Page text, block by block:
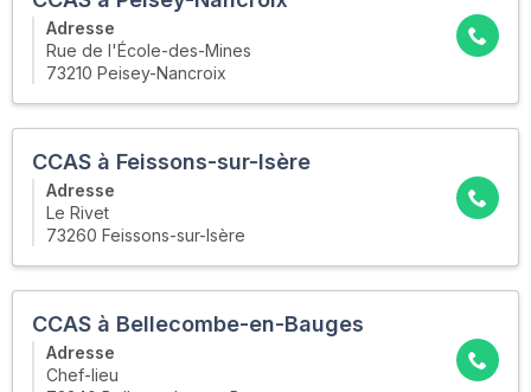
Adresse
Rue de l'École-des-Mines
73210 Peisey-Nancroix
CCAS à Feissons-sur-Isère
Adresse
Le Rivet
73260 Feissons-sur-Isère
CCAS à Bellecombe-en-Bauges
Adresse
Chef-lieu